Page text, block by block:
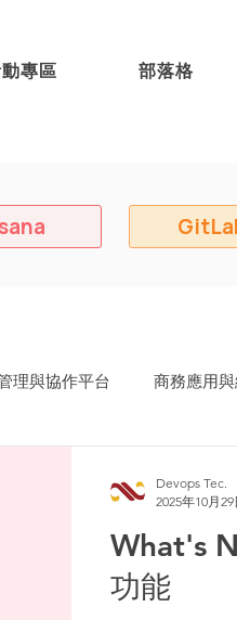
專區 部落格
理與協作平台 商務應用
What's
功能
Devops Tec.
2025年10月29